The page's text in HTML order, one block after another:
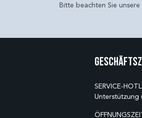
Bitte beachten Sie unsere
SERVICE-
Unterstützung